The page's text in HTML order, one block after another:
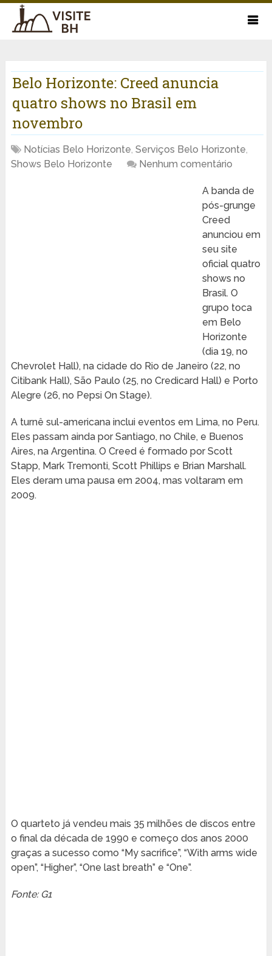
Belo Horizonte: Creed anuncia
quatro shows no Brasil em
novembro
Notícias Belo Horizonte, Serviços Belo Horizonte,
Shows Belo Horizonte
Nenhum comentário
A banda de
pós-grunge
Creed
anunciou em
seu site
oficial quatro
shows no
Brasil. O
grupo toca
em Belo
Horizonte
(dia 19, no
Chevrolet Hall), na cidade do Rio de Janeiro (22, no
Citibank Hall), São Paulo (25, no Credicard Hall) e Porto
Alegre (26, no Pepsi On Stage).
A turnê sul-americana inclui eventos em Lima, no Peru.
Eles passam ainda por Santiago, no Chile, e Buenos
Aires, na Argentina. O Creed é formado por Scott
Stapp, Mark Tremonti, Scott Phillips e Brian Marshall.
Eles deram uma pausa em 2004, mas voltaram em
2009.
O quarteto já vendeu mais 35 milhões de discos entre
o final da década de 1990 e começo dos anos 2000
graças a sucesso como “My sacrifice”, “With arms wide
open”, “Higher”, “One last breath” e “One”.
Fonte: G1